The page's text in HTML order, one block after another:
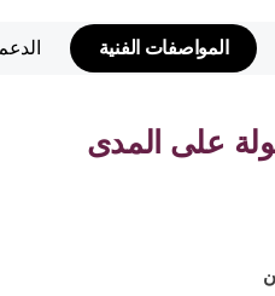
المواصفات الفنية
على المدى